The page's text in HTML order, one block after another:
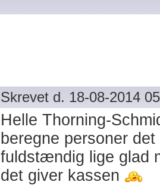
Skrevet d. 18-08-2014
Helle Thorning-
beregne personer
fuldstændig lige glad
det giver kassen